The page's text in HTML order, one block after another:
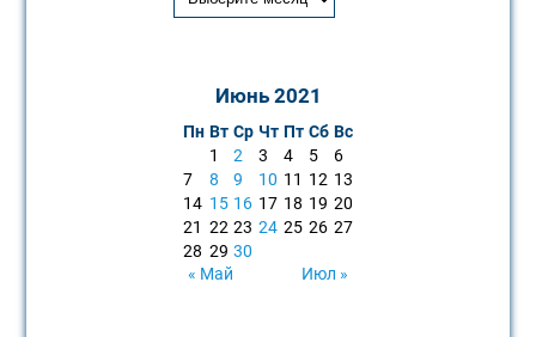
Июнь 2021
Пн Вт Ср Чт Пт Сб Вс
1
2 3 4 5
6
7
8 9 10 11 12 13
14 15 16 17 18 19 20
21 22 23 24 25 26 27
28 29 30
« Май
Июл »